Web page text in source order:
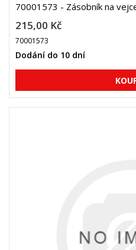
70001573 - Zásobník na
215,00 Kč
70001573
Dodání do 10 dní